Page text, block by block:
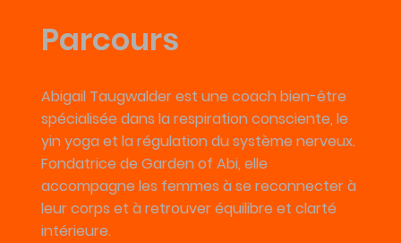
Parcours
Abigail Taugwalder est une coach bien-être
spécialisée dans la respiration consciente, le
yin yoga et la régulation du système nerveux.
Fondatrice de Garden of Abi, elle
accompagne les femmes à se reconnecter à
leur corps et à retrouver équilibre et clarté
intérieure.